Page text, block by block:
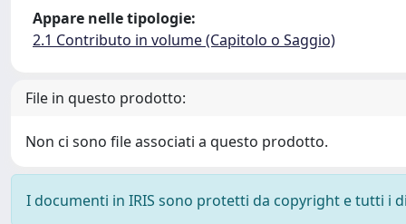
Appare nelle tipologie:
2.1 Contributo in volume (Capitolo o Saggio)
File in questo prodotto:
Non ci sono file associati a questo prodotto.
I documenti in IRIS sono protetti da copyright e tutti i